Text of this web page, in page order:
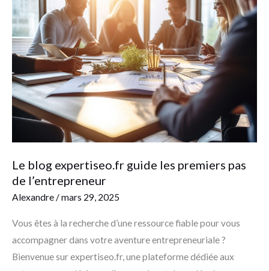
Le blog expertiseo.fr guide les premiers pas
de l’entrepreneur
Alexandre /mars 29, 2025
Vous êtes à la recherche d’une ressource fiable pour vous
accompagner dans votre aventure entrepreneuriale ?
Bienvenue sur expertiseo.fr, une plateforme dédiée aux
expertiseo.fr
guide
les
premiers
pas
de
l’entrepreneur